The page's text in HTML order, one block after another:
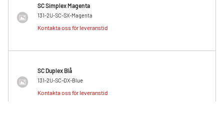
SC Simplex Magenta
131-2U-SC-SX-Magenta
Kontakta oss för leveranstid
SC Duplex Blå
131-2U-SC-DX-Blue
Kontakta oss för leveranstid